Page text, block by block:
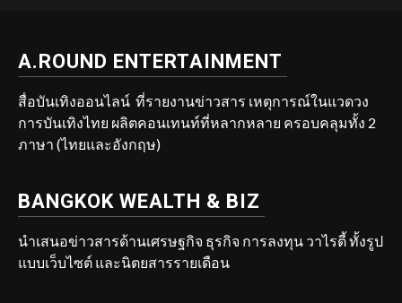
A.ROUND ENTERTAINMENT
สื่อบันเทิงออนไลน์ ที่รายงานข่าวสาร เหตุการณ์ในแวดวง
การบันเทิงไทย ผลิตคอนเทนท์ที่หลากหลาย ครอบคลุมทั้ง 2
ภาษา (ไทยและอังกฤษ)
BANGKOK WEALTH & BIZ
นำเสนอข่าวสารด้านเศรษฐกิจ ธุรกิจ การลงทุน วาไรตี้ ทั้งรูป
แบบเว็บไซต์ และนิตยสารรายเดือน